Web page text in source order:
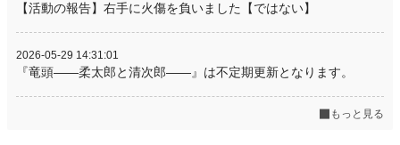
【活動の報告】右手に火傷を負いました【ではない】
2026-05-29 14:31:01
『竜頭――柔太郎と清次郎――』は不定期更新となります。
もっと見る